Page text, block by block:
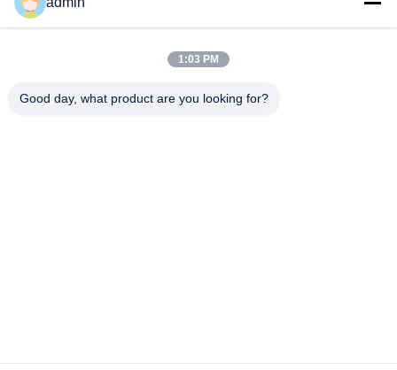
0086-551-65396351
1:03 PM
Good day, what product are you looking for?